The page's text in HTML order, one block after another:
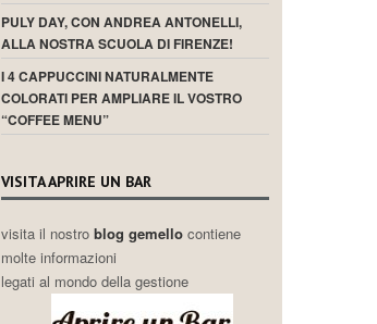
PULY DAY, CON ANDREA ANTONELLI,
ALLA NOSTRA SCUOLA DI FIRENZE!
I 4 CAPPUCCINI NATURALMENTE
COLORATI PER AMPLIARE IL VOSTRO
“COFFEE MENU”
VISITA APRIRE UN BAR
visita il nostro blog gemello contiene
molte informazioni
legati al mondo della gestione